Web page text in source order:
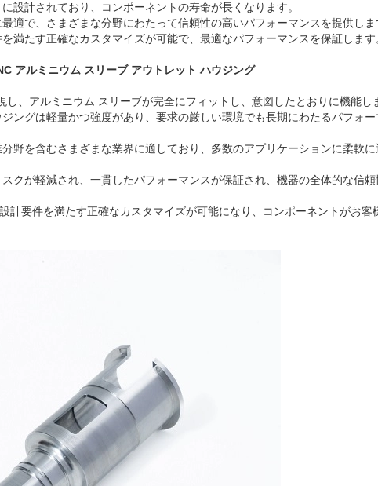
設計されており、コンポーネントの寿命が長くなります。
適で、さまざまな分野にわたって信頼性の高いパフォーマンスを提供しま
満たす正確なカスタマイズが可能で、最適なパフォーマンスを保証します
アルミニウム スリーブ アウトレット ハウジング
、アルミニウム スリーブが完全にフィットし、意図したとおりに機能し
ングは軽量かつ強度があり、要求の厳しい環境でも長期にわたるパフォ
野を含むさまざまな業界に適しており、多数のアプリケーションに柔軟
クが軽減され、一貫したパフォーマンスが保証され、機器の全体的な信
計要件を満たす正確なカスタマイズが可能になり、コンポーネントがお客